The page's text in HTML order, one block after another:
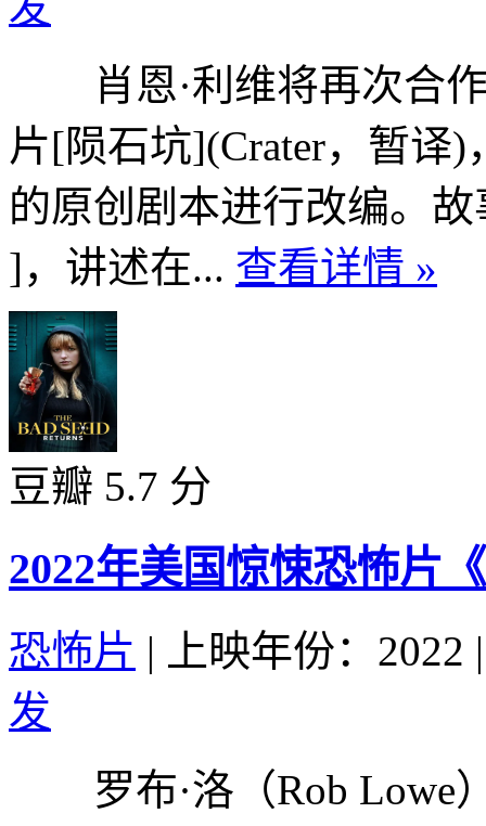
肖恩·利维将再次合作
片[陨石坑](Crater，暂译)
的原创剧本进行改编。
]，讲述在... 查看详情 »
豆瓣 5.7 分
2022年美国惊悚恐怖片
恐怖片 | 上映年份：2022 |
发
罗布·洛（Rob Lowe